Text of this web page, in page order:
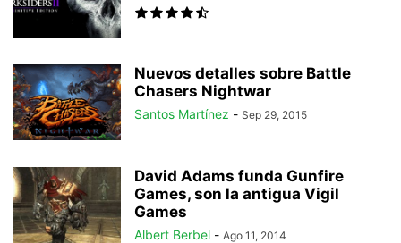
Nuevos detalles sobre Battle
Chasers Nightwar
Santos Martínez - Sep 29, 2015
David Adams funda Gunfire
Games, son la antigua Vigil
Games
Albert Berbel - Ago 11, 2014